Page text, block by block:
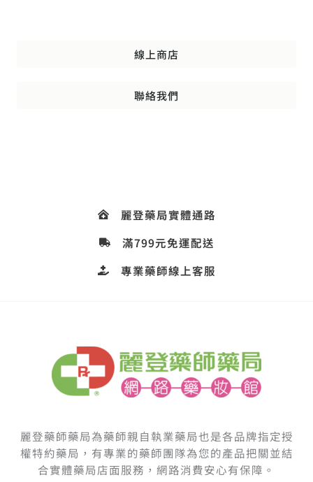
線上商店
聯絡我們
麗登藥局實體通路
滿799元免運配送
專業藥師線上客服
麗登藥師藥局為藥師親自執業藥局也是各品牌指定授
權特約藥局，有專業的藥師團隊為您的產品把關並結
合實體藥局店面服務，網路消費安心有保障。